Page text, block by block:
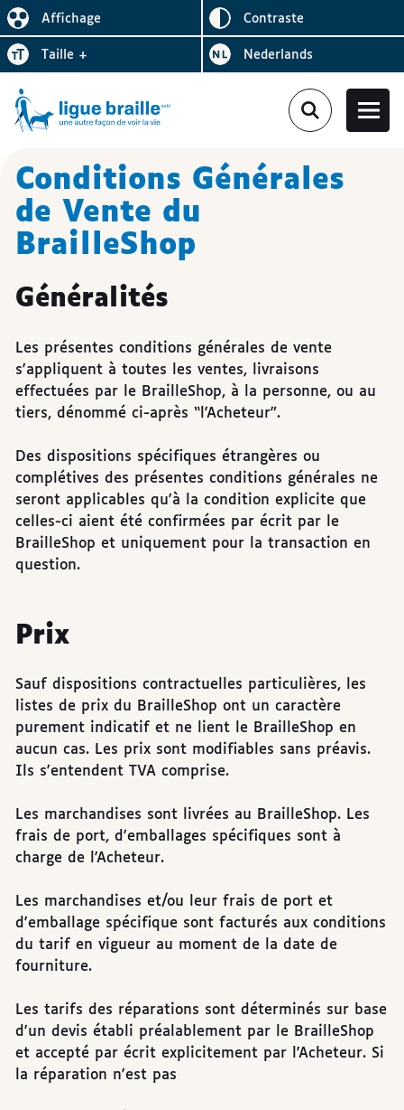
Affichage
Réduire l’affichage
Inverser le
contraste
Augmenter la
taille + Bezoek de website in het
Nederlands
Conditions Générales
de Vente du
BrailleShop
Généralités
Les présentes conditions générales de vente
s'appliquent à toutes les ventes, livraisons
effectuées par le BrailleShop, à la personne, ou au
tiers, dénommé ci-après “l'Acheteur”.
Des dispositions spécifiques étrangères ou
complétives des présentes conditions générales ne
seront applicables qu'à la condition explicite que
celles-ci aient été confirmées par écrit par le
BrailleShop et uniquement pour la transaction en
question.
Prix
Sauf dispositions contractuelles particulières, les
listes de prix du BrailleShop ont un caractère
purement indicatif et ne lient le BrailleShop en
aucun cas. Les prix sont modifiables sans préavis.
Ils s'entendent TVA comprise.
Les marchandises sont livrées au BrailleShop. Les
frais de port, d'emballages spécifiques sont à
charge de l'Acheteur.
Les marchandises et/ou leur frais de port et
d'emballage spécifique sont facturés aux conditions
du tarif en vigueur au moment de la date de
fourniture.
Les tarifs des réparations sont déterminés sur base
d'un devis établi préalablement par le BrailleShop
et accepté par écrit explicitement par l'Acheteur. Si
la réparation n'est pas